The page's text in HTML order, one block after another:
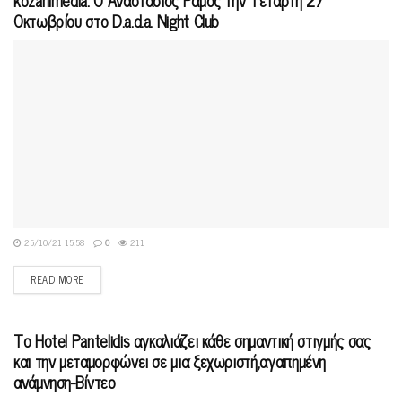
Οκτωβρίου στο D.a.d.a. Night Club
25/10/21 15:58 0 211
READ MORE
Το Hotel Pantelidis αγκαλιάζει κάθε σημαντική στιγμής σας
και την μεταμορφώνει σε μια ξεχωριστή,αγαπημένη
ανάμνηση-Bίντεο